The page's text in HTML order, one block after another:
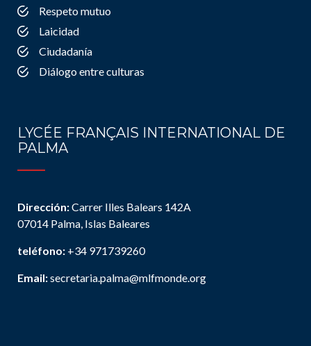
Respeto mutuo
Laicidad
Ciudadanía
Diálogo entre culturas
LYCÉE FRANÇAIS INTERNATIONAL DE
PALMA
Dirección:Carrer Illes Balears 142A
07014 Palma, Islas Baleares
teléfono: +34 971739260
Email:secretaria.palma@mlfmonde.org